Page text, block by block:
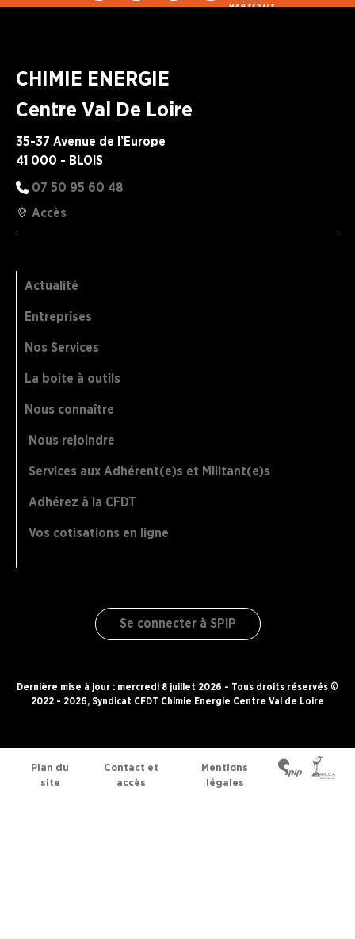
MON ESPACE
CHIMIE ENERGIE
Centre Val De Loire
35-37 Avenue de l’Europe
41 000 - BLOIS
07 50 95 60 48
Accès
Actualité
Entreprises
Nos Services
La boite à outils
Nous connaître
Nous rejoindre
Services aux Adhérent(e)s et Militant(e)s
Adhérez à la CFDT
Vos cotisations en ligne
Se connecter à SPIP
Dernière mise à jour : mercredi 8 juillet 2026 - Tous droits réservés ©
2022 - 2026, Syndicat CFDT Chimie Energie Centre Val de Loire
Plan du
site
Contact et
accès
Mentions
légales